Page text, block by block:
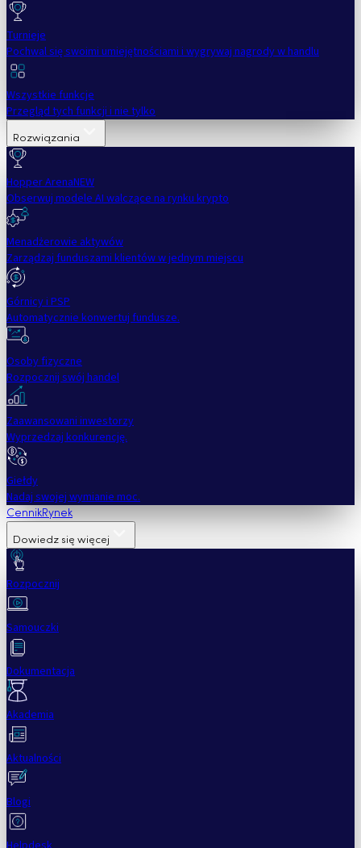
Turnieje
Pochwal się swoimi umiejętnościami i wygrywaj nagrody w handlu
Wszystkie funkcje
Przegląd tych funkcji i nie tylko
Rozwiązania
Hopper ArenaNEW
Obserwuj modele AI walczące na rynku krypto
Menadżerowie aktywów
Zarządzaj funduszami klientów w jednym miejscu
Górnicy i PSP
Automatycznie konwertuj fundusze.
Osoby fizyczne
Rozpocznij swój handel
Zaawansowani inwestorzy
Wyprzedzaj konkurencję.
Giełdy
Nadaj swojej wymianie moc.
CennikRynek
Dowiedz się więcej
Rozpocznij
Samouczki
Dokumentacja
Akademia
Aktualności
Blogi